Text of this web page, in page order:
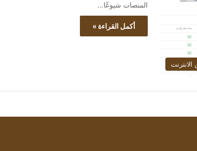
الانترنت
المنصات شيوعًا…
أكمل القراءة »